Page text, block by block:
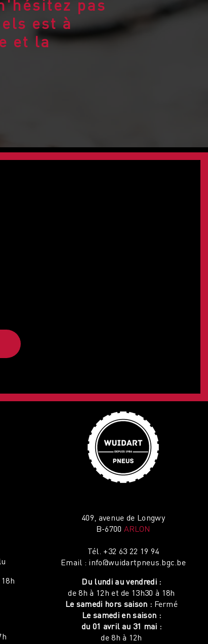
pas
est à
et la
409, avenue de Longwy
B-6700 ARLON
Tél. +32 63 22 19 94
Email : info@wuidartpneus.bgc.be
Du lundi au vendredi :
de 8h à 12h et de 13h30 à 18h
Le samedi hors saison : Fermé
Le samedi en saison :
du 01 avril au 31 mai :
de 8h à 12h